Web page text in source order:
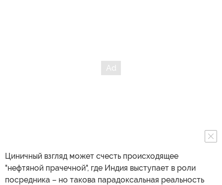
Циничный взгляд может счесть происходящее
"нефтяной прачечной", где Индия выступает в роли
посредника – но такова парадоксальная реальность